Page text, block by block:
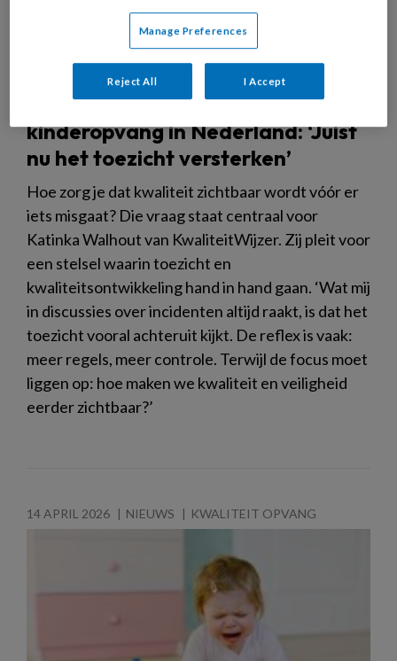
Een volgende stap voor
kinderopvang in Nederland: ‘Juist
nu het toezicht versterken’
Hoe zorg je dat kwaliteit zichtbaar wordt vóór er
iets misgaat? Die vraag staat centraal voor
Katinka Walhout van KwaliteitWijzer. Zij pleit voor
een stelsel waarin toezicht en
kwaliteitsontwikkeling hand in hand gaan. ‘Wat mij
in discussies over incidenten altijd raakt, is dat het
toezicht vooral achteruit kijkt. De reflex is vaak:
meer regels, meer controle. Terwijl de focus moet
liggen op: hoe maken we kwaliteit en veiligheid
eerder zichtbaar?’
14 APRIL 2026 NIEUWS KWALITEIT OPVANG
Manage Preferences
Reject All I Accept